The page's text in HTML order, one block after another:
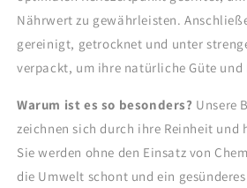
Nährwert zu gewährleisten.
gereinigt, getrocknet und unter
verpackt, um ihre natürliche Güte und
Warum ist es so besonders? Unsere
zeichnen sich durch ihre Reinheit und
Sie werden ohne den Einsatz von
die Umwelt schont und ein